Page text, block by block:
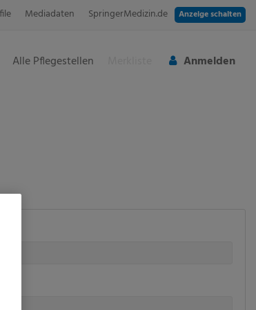
Anzeige schalten
Mediadaten SpringerMedizin.de
Anmelden
Alle Pflegestellen